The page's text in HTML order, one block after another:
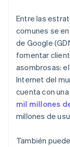
Entre las
comunes se
de Google
fomentar
asombrosas: el
Internet del
cuenta con
mil millones
millones de
También